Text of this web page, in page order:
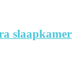
slaapkamer